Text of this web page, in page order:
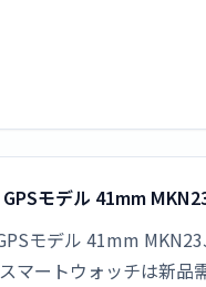
モデル 41mm
モデル 41mm
マートウォッチは新品